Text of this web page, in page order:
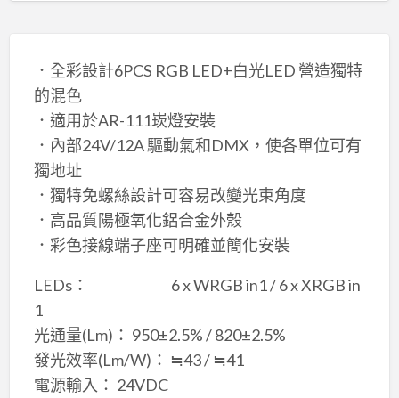
．全彩設計6PCS RGB LED+白光LED 營造獨特
的混色
．適用於AR-111崁燈安裝
．內部24V/12A 驅動氣和DMX，使各單位可有
獨地址
．獨特免螺絲設計可容易改變光束角度
．高品質陽極氧化鋁合金外殼
．彩色接線端子座可明確並簡化安裝
LEDs： 6 x WRGB in1 / 6 x XRGB in
1
光通量(Lm)： 950±2.5% / 820±2.5%
發光效率(Lm/W)： ≒43 / ≒41
電源輸入： 24VDC